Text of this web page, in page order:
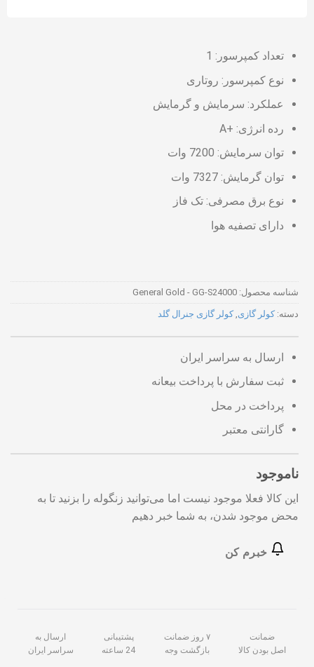
تعداد کمپرسور: 1
نوع کمپرسور: روتاری
عملکرد: سرمایش و گرمایش
رده انرژی: +A
توان سرمایش: 7200 وات
توان گرمایش: 7327 وات
نوع برق مصرفی: تک فاز
دارای تصفیه هوا
شناسه محصول: General Gold - GG-S24000
دسته:کولر گازی ,کولر گازی جنرال گلد
ارسال به سراسر ایران
ثبت سفارش با پرداخت بیعانه
پرداخت در محل
گارانتی معتبر
ناموجود
این کالا فعلا موجود نیست اما می‌توانید زنگوله را بزنید تا به
محض موجود شدن، به شما خبر دهیم
ضمانت
اصل بودن کالا
۷ روز ضمانت
بازگشت وجه
پشتیبانی
24 ساعته
ارسال به
سراسر ایران